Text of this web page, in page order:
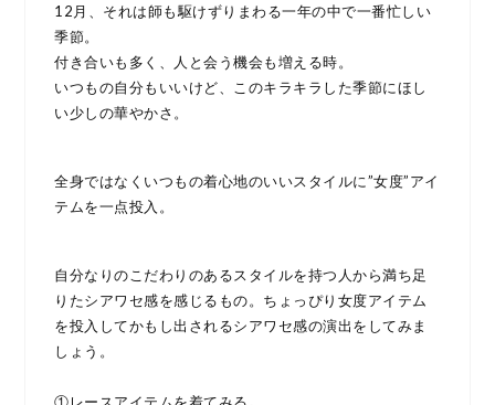
12月、それは師も駆けずりまわる一年の中で一番忙しい
季節。
付き合いも多く、人と会う機会も増える時。
いつもの自分もいいけど、このキラキラした季節にほし
い少しの華やかさ。
全身ではなくいつもの着心地のいいスタイルに”女度”アイ
テムを一点投入。
自分なりのこだわりのあるスタイルを持つ人から満ち足
りたシアワセ感を感じるもの。ちょっぴり女度アイテム
を投入してかもし出されるシアワセ感の演出をしてみま
しょう。
①レースアイテムを着てみる。